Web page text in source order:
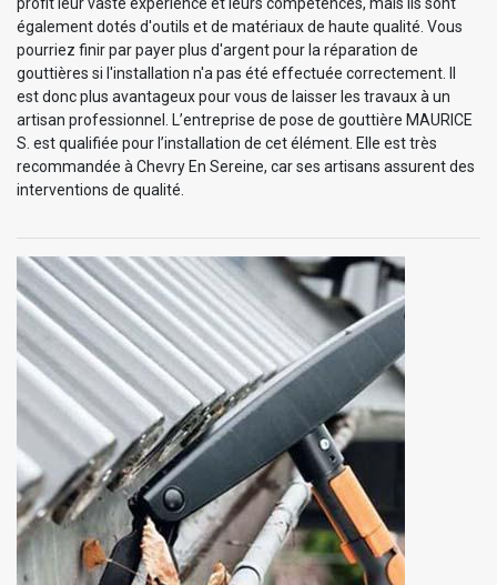
profit leur vaste expérience et leurs compétences, mais ils sont
également dotés d'outils et de matériaux de haute qualité. Vous
pourriez finir par payer plus d'argent pour la réparation de
gouttières si l'installation n'a pas été effectuée correctement. Il
est donc plus avantageux pour vous de laisser les travaux à un
artisan professionnel. L’entreprise de pose de gouttière MAURICE
S. est qualifiée pour l’installation de cet élément. Elle est très
recommandée à Chevry En Sereine, car ses artisans assurent des
interventions de qualité.